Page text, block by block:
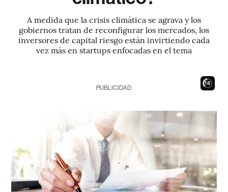
A medida que la crisis climática se agrava y los
gobiernos tratan de reconfigurar los mercados, los
inversores de capital riesgo están invirtiendo cada
vez más en startups enfocadas en el tema
17
PUBLICIDAD